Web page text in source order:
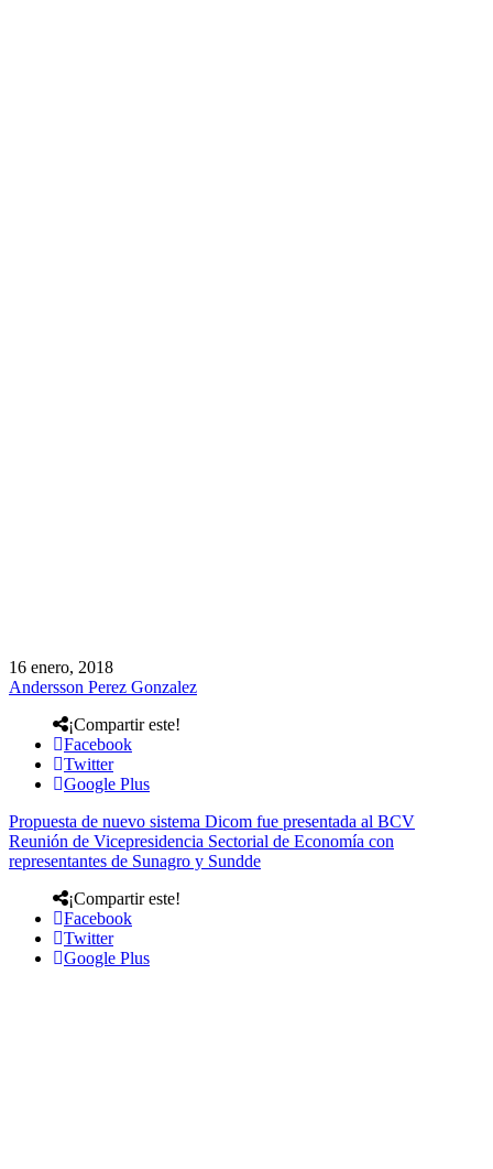
16 enero, 2018
Andersson Perez Gonzalez
¡Compartir este!
Facebook
Twitter
Google Plus
Propuesta de nuevo sistema Dicom fue presentada al BCV
Reunión de Vicepresidencia Sectorial de Economía con
representantes de Sunagro y Sundde
¡Compartir este!
Facebook
Twitter
Google Plus